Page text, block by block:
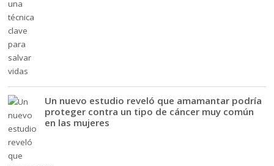
Un nuevo estudio reveló que amamantar podría
proteger contra un tipo de cáncer muy común
en las mujeres